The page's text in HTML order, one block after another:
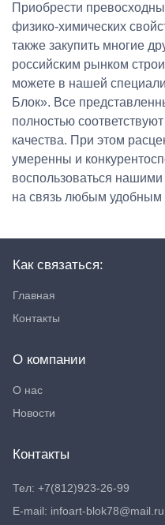
Приобрести
физико-химических
также закупить многие
российским рынком
можете в нашей
Блок». Все
полностью
качества. При этом
умеренны и
воспользоваться
на связь любым удобным
Как связаться:
Главная
Контакты
О компании
О нас
Новости
Контакты
Тел: +7(812)923-26-99
E-mail: infoart-blok78@mail.ru